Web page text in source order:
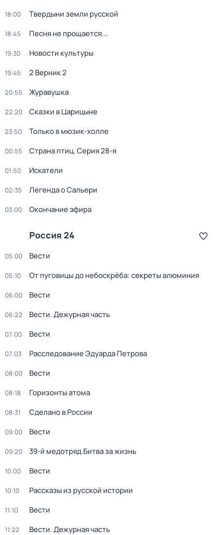
18:00 Твердыни земли русской
18:45 Песня не прощается...
19:30 Новости культуры
19:45 2 Верник 2
20:55 Журавушка
22:20 Сказки в Царицыне
23:50 Только в мюзик-холле
00:55 Страна птиц. Серия 28-я
01:50 Искатели
02:35 Легенда о Сальери
03:00 Окончание эфира
Россия 24
05:00 Вести
05:10 От пуговицы до небоскрёба: секреты алюминия
06:00 Вести
06:22 Вести. Дежурная часть
07:00 Вести
07:03 Расследование Эдуарда Петрова
08:00 Вести
08:18 Горизонты атома
08:31 Сделано в России
09:00 Вести
09:20 39-й медотряд.Битва за жизнь
10:00 Вести
10:10 Рассказы из русской истории
11:10 Вести
11:22 Вести. Дежурная часть